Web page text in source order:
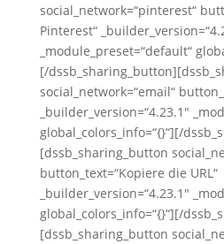
social_network=“pinterest“
Pinterest“
_module_preset=“default“
[/
social_network=“email“
_builder_version=“4.23.1″
global_colors_info=“{}“][/
[dssb_sharing_button
button_text=“Kopiere die URL“
_builder_version=“4.23.1″
global_colors_info=“{}“][/
[dssb_sharing_button